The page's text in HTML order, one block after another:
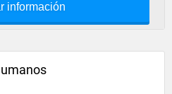
información